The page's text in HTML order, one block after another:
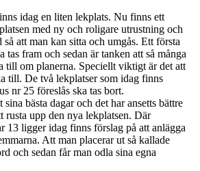
idag en liten lekplats. Nu finns ett
med ny och roligare utrustning och
att man kan sitta och umgås. Ett första
tas fram och sedan är tanken att så många
till om planerna. Speciellt viktigt är det att
till. De två lekplatser som idag finns
nr 25 föreslås ska tas bort.
bästa dagar och det har ansetts bättre
rusta upp den nya lekplatsen. Där
13 ligger idag finns förslag på att anlägga
Att man placerar ut så kallade
och sedan får man odla sina egna